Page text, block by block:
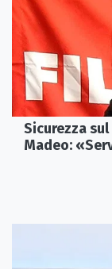
Sicurezza
Madeo: